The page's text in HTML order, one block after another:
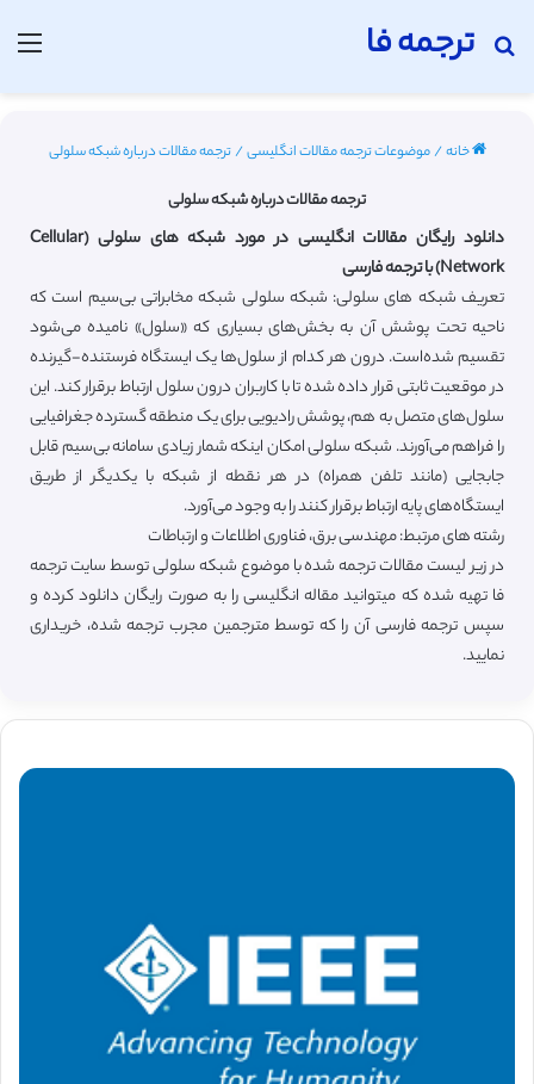
ترجمه فا
جستجو برای
خانه/موضوعات ترجمه مقالات انگلیسی/ترجمه مقالات درباره شبکه سلولی
ترجمه مقالات درباره شبکه سلولی
دانلود رایگان مقالات انگلیسی در مورد شبکه های سلولی (Cellular
Network) با ترجمه فارسی
تعریف شبکه های سلولی: شبکه سلولی شبکه مخابراتی بی‌سیم است که
ناحیه تحت پوشش آن به بخش‌های بسیاری که «سلول» نامیده می‌شود
تقسیم شده‌است. درون هر کدام از سلول‌ها یک ایستگاه فرستنده-گیرنده
در موقعیت ثابتی قرار داده شده تا با کاربران درون سلول ارتباط برقرار کند. این
سلول‌های متصل به هم، پوشش رادیویی برای یک منطقه گسترده جغرافیایی
را فراهم می‌آورند. شبکه سلولی امکان اینکه شمار زیادی سامانه بی‌سیم قابل
جابجایی (مانند تلفن همراه) در هر نقطه از شبکه با یکدیگر از طریق
ایستگاه‌های پایه ارتباط برقرار کنند را به وجود می‌آورد.
رشته های مرتبط: مهندسی برق، فناوری اطلاعات و ارتباطات
در زیر لیست مقالات ترجمه شده با موضوع شبکه سلولی توسط سایت ترجمه
فا تهیه شده که میتوانید مقاله انگلیسی را به صورت رایگان دانلود کرده و
سپس ترجمه فارسی آن را که توسط مترجمین مجرب ترجمه شده، خریداری
نمایید.